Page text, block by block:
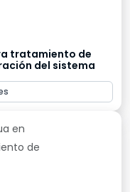
tratamiento de
del sistema